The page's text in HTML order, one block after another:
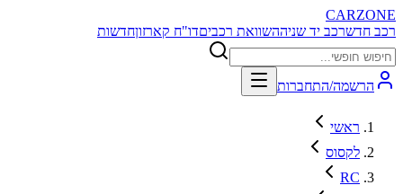
CARZONE
רכב חדשרכב יד שניההשוואת רכביםדו"ח קארזוןחדשות
הרשמה/התחברות
ראשי
לקסוס
RC